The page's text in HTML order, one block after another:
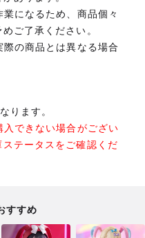
になるため、商品個々
ご了承ください。
の商品とは異なる場合
ります。
できない場合がござい
テータスをご確認くだ
すすめ